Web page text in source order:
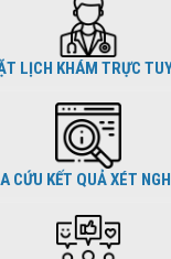
LỊCH KHÁM TRỰC
CỨU KẾT QUẢ XÉT